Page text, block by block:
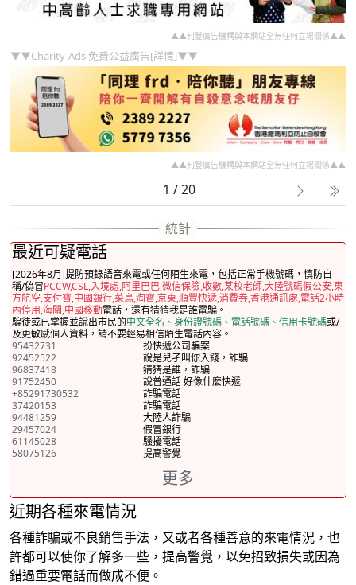
▲▲刊登廣告機構與本網站全無任何立場關係▲▲
▼▼Charity-Ads 免費公益廣告[詳情]▼▼
▲▲刊登廣告機構與本網站全無任何立場關係▲▲
1 / 20
最近可疑電話
[2026年8月]提防預錄語音來電或任何陌生來電，包括正常手機號碼，慎防自
稱/偽冒PCCW,CSL,入境處,阿里巴巴,微信保險,收數,某校老師,大陸號碼假公安,東
方航空,支付寶,中國銀行,菜鳥,淘寶,京東,順豐快遞,消費券,香港通訊處,電話2小時
內停用,海關,中國移動電話，還有猜猜我是誰電騙。
騙徒或已掌握並說出市民的中文全名、身份證號碼、電話號碼、信用卡號碼或/
及更敏感個人資料，請不要輕易相信陌生電話內容。
95432731
扮快遞公司騙案
92452522
說是兒孑叫你入錢，詐騙
96837418
猜猜是誰，詐騙
91752450
說普通話 好像什麼快遞
+85291730532
詐騙電話
37420153
詐騙電話
94481259
大陸人詐騙
29457024
假冒銀行
61145028
騷擾電話
58075126
提高警覺
更多
近期各種來電情況
各種詐騙或不良銷售手法，又或者各種善意的來電情況，也
許都可以使你了解多一些，提高警覺，以免招致損失或因為
錯過重要電話而做成不便。